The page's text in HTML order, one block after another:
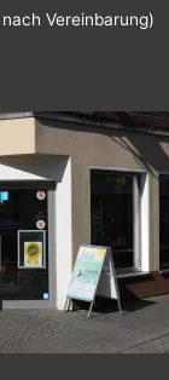
Vereinbarung)